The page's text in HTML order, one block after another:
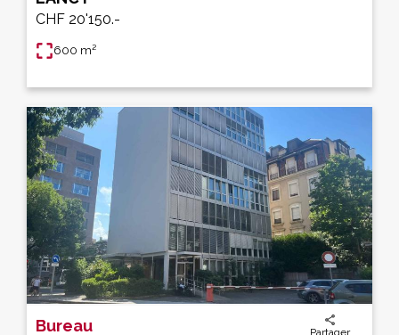
CHF 20'150.-
600 m²
Partager
Bureau